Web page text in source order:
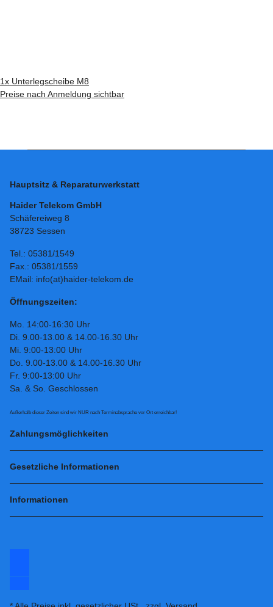
1x Unterlegscheibe M8
Preise nach Anmeldung sichtbar
Hauptsitz & Reparaturwerkstatt
Haider Telekom GmbH
Schäfereiweg 8
38723 Sessen
Tel.: 05381/1549
Fax.: 05381/1559
EMail: info(at)haider-telekom.de
Öffnungszeiten:
Mo. 14:00-16:30 Uhr
Di. 9.00-13.00 & 14.00-16.30 Uhr
Mi. 9:00-13:00 Uhr
Do. 9.00-13.00 & 14.00-16.30 Uhr
Fr. 9:00-13:00 Uhr
Sa. & So. Geschlossen
Außerhalb dieser Zeiten sind wir NUR nach Terminabsprache vor Ort erreichbar!
Zahlungsmöglichkeiten
Gesetzliche Informationen
Informationen